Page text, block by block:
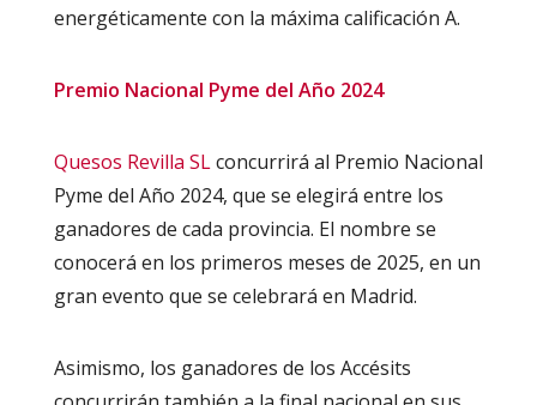
energéticamente con la máxima calificación A.
Premio Nacional Pyme del Año 2024
Quesos Revilla SLconcurrirá al Premio Nacional
Pyme del Año 2024, que se elegirá entre los
ganadores de cada provincia. El nombre se
conocerá en los primeros meses de 2025, en un
gran evento que se celebrará en Madrid.
Asimismo, los ganadores de los Accésits